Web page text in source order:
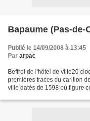
Bapaume (Pas-de-
Publié le 14/09/2008 à 13:45
Par arpac
Beffroi de l'hôtel de ville20
premières traces du carillon
ville datés de 1598 où figure